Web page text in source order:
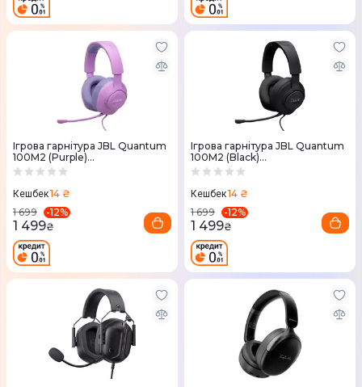
Ігрова гарнітура JBL Quantum
100M2 (Purple)
JBLQTUM100M2PUR
Кешбек14 ₴
1 699
-12%
1 499₴
Ігрова гарнітура JBL Quantum
100M2 (Black)
JBLQTUM100M2BLK
Кешбек14 ₴
1 699
-12%
1 499₴